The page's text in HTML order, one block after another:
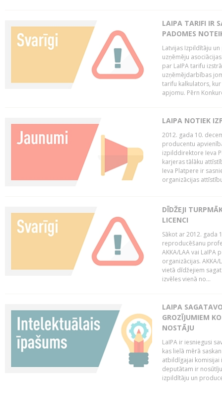
LAIPA TARIFI IR
PADOMES
Latvijas Izpildītāju
uzņēmēju
par LaIPA tarifu
uzņēmējdarbības
tarifu kalkulators,
apjomu. Pērn
LAIPA NOTIEK
2012. gada 10.
producentu
izpilddirektore Ieva
karjeras tālāku
Ieva Platpere ir
organizācijas
DĪDŽEJI
LICENCI
Sākot ar 2012. gada
reproducēšanu
AKKA/LAA vai LaIPA
organizācijas.
vietā dīdžejiem
izvēles vienā no...
LAIPA
GROZĪJUMIEM
NOSTĀJU
LaIPA ir iesniegusi
kas lielā mērā
atbildīgajai komisijai
deputātam ir
izpildītāju un